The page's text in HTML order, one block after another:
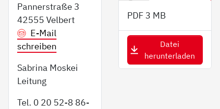
Pannerstraße 3
42555 Velbert
E-Mail
schreiben
Sabrina Moskei
Leitung
Tel. 0 20 52-8 86-
PDF 3 MB
Datei
herunterladen